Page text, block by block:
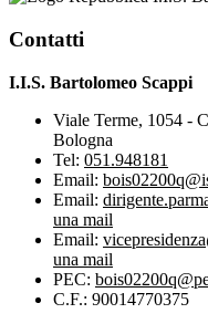
Contatti
I.I.S. Bartolomeo Scappi
Viale Terme, 1054 -
Bologna
Tel: 051.948181
Email:
Email:
una mail
Email:
una mail
PEC:
C.F.: 90014770375